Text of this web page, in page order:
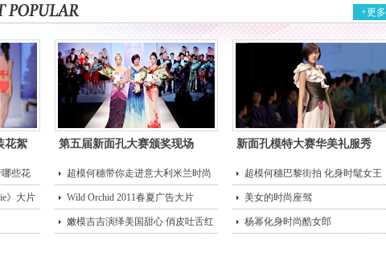
+更多
花絮 第五届新面孔大赛颁奖现场 新面孔模特大赛华美礼服秀
哪些花 超模何穗带你走进意大利米兰时尚
街头
超模何穗巴黎街拍 化身时髦女王
》大片 Wild Orchid 2011春夏广告大片 美女的时尚座驾
嫩模吉吉演绎美国甜心 俏皮吐舌红 杨幂化身时尚酷女郎